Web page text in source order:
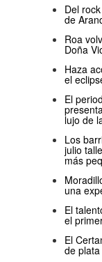
Del
de
Roa
Doña
Haza
el
El
lujo de
Los
julio
más
una
El
el
El
de